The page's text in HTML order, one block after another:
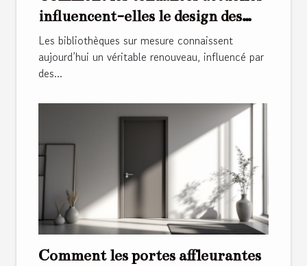
influencent-elles le design des
bibliothèques sur mesure ?
Les bibliothèques sur mesure connaissent
aujourd’hui un véritable renouveau, influencé par
des...
Comment les portes affleurantes